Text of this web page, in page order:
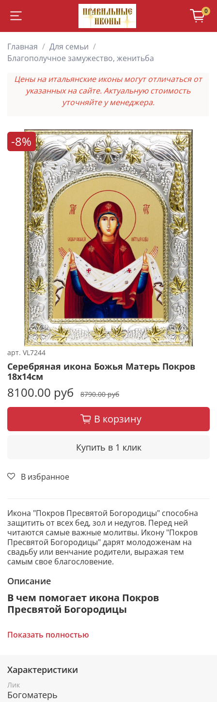
0
Главная
Для семьи
Благополучное замужество, женитьба
Цены на итальянские иконы могут отличаться от
указанных на сайте. Актуальную стоимость
уточняйте у менеджера.
-8%
арт. VL7244
Серебряная икона Божья Матерь Покров
18x14см
8100.00 руб 8790.00 руб
В корзину
Купить в 1 клик
В избранное
Икона "Покров Пресвятой Богородицы" способна
защитить от всех бед, зол и недугов. Перед ней
читаются самые важные молитвы. Икону "Покров
Пресвятой Богородицы" дарят молодоженам на
свадьбу или венчание родители, выражая тем
самым свое благословение.
Описание
В чем помогает икона Покров
Пресвятой Богородицы
Защита от зла и врагов, в том числе и
недугов.
Сохранение мира, защита страны от врагов.
Обретение любви и счастливого замужества.
Показать полностью
Характеристики
Лик
Богоматерь